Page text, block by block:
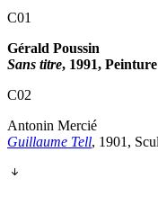
C01
Gérald Poussin
Sans titre, 1991,
C02
Antonin Mercié
Guillaume Tell, 1901,